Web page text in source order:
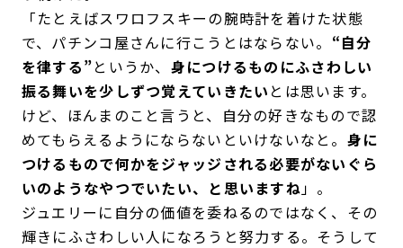
「たとえばスワロフスキーの腕時計を着けた状態
で、パチンコ屋さんに行こうとはならない。 “自分
を律する”というか、 身につけるものにふさわしい
振る舞いを少しずつ覚えていきたい とは思います。
けど、ほんまのこと言うと、自分の好きなもので認
めてもらえるようにならないといけないなと。 身に
つけるもので何かをジャッジされる必要がないぐら
いのようなやつでいたい、と思いますね 」。
ジュエリーに自分の価値を委ねるのではなく、その
輝きにふさわしい人になろうと努力する。そうして